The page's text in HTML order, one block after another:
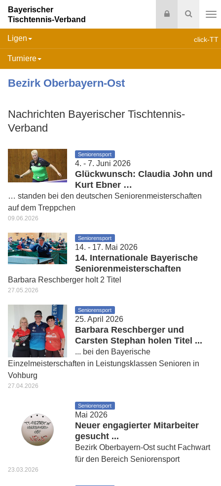
Suche
Login
Bayerischer
Tischtennis-Verband
click-TT
Ligen
Turniere
Bezirk Oberbayern-Ost
Nachrichten Bayerischer Tischtennis-
Verband
Seniorensport
4. - 7. Juni 2026
Glückwunsch: Claudia John und
Kurt Ebner …
… standen bei den deutschen Seniorenmeisterschaften
auf dem Treppchen
09.06.2026
Seniorensport
14. - 17. Mai 2026
14. Internationale Bayerische
Seniorenmeisterschaften
Barbara Reschberger holt 2 Titel
27.05.2026
Seniorensport
25. April 2026
Barbara Reschberger und
Carsten Stephan holen Titel ...
... bei den Bayerische
Einzelmeisterschaften in Leistungsklassen Senioren in
Vohburg
27.04.2026
Seniorensport
Mai 2026
Neuer engagierter Mitarbeiter
gesucht ...
Bezirk Oberbayern-Ost sucht Fachwart
für den Bereich Seniorensport
23.03.2026